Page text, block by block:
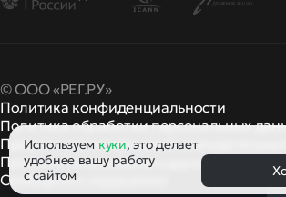
© ООО «РЕГ.РУ»
Политика конфиденциальности
Политика обработки персональных
Правила применения рекомендательных
Правила пользованияи другие
правила и
Сообщить о нарушении
Используем куки, это делает
удобнее вашу работу
с сайтом